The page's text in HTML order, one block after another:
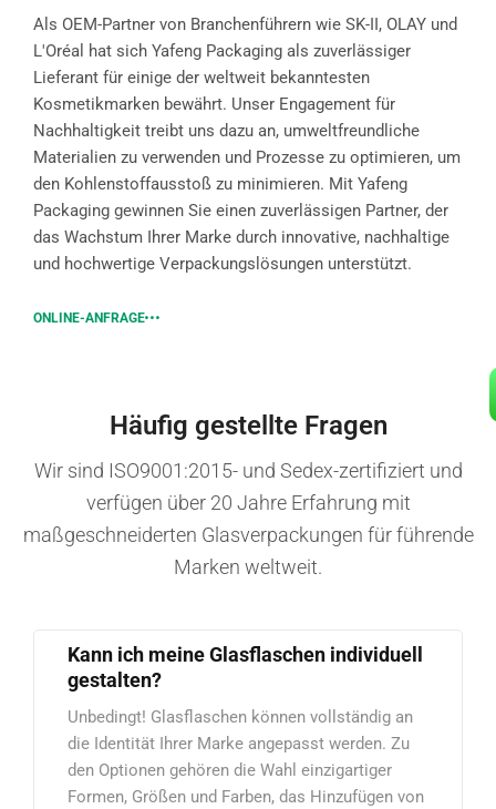
Als OEM-Partner von Branchenführern wie SK-II, OLAY und
L'Oréal hat sich Yafeng Packaging als zuverlässiger
Lieferant für einige der weltweit bekanntesten
Kosmetikmarken bewährt. Unser Engagement für
Nachhaltigkeit treibt uns dazu an, umweltfreundliche
Materialien zu verwenden und Prozesse zu optimieren, um
den Kohlenstoffausstoß zu minimieren. Mit Yafeng
Packaging gewinnen Sie einen zuverlässigen Partner, der
das Wachstum Ihrer Marke durch innovative, nachhaltige
und hochwertige Verpackungslösungen unterstützt.
ONLINE-ANFRAGE
Häufig gestellte Fragen
Wir sind ISO9001:2015- und Sedex-zertifiziert und
verfügen über 20 Jahre Erfahrung mit
maßgeschneiderten Glasverpackungen für führende
Marken weltweit.
Kann ich meine Glasflaschen individuell
gestalten?
Unbedingt! Glasflaschen können vollständig an
die Identität Ihrer Marke angepasst werden. Zu
den Optionen gehören die Wahl einzigartiger
Formen, Größen und Farben, das Hinzufügen von